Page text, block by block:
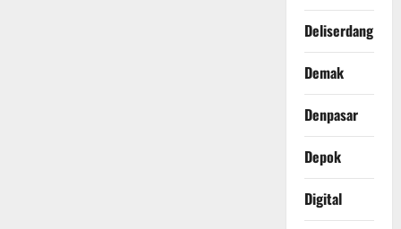
Deliserdang
Demak
Denpasar
Depok
Digital